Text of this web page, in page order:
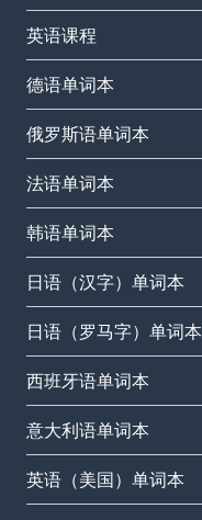
英语课程
德语单词本
俄罗斯语单词本
法语单词本
韩语单词本
日语（汉字）单词本
日语（罗马字）单词本
西班牙语单词本
意大利语单词本
英语（美国）单词本